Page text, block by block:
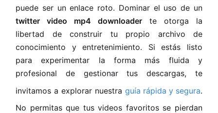
puede ser un enlace roto. Dominar el uso de un
twitter video mp4 downloader te otorga la
libertad de construir tu propio archivo de
conocimiento y entretenimiento. Si estás listo
para experimentar la forma más fluida y
profesional de gestionar tus descargas, te
invitamos a explorar nuestra guía rápida y segura.
No permitas que tus videos favoritos se pierdan